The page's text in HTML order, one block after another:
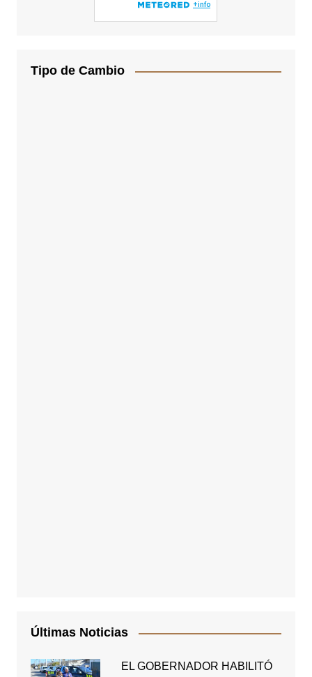
Tipo de Cambio
Últimas Noticias
EL GOBERNADOR HABILITÓ